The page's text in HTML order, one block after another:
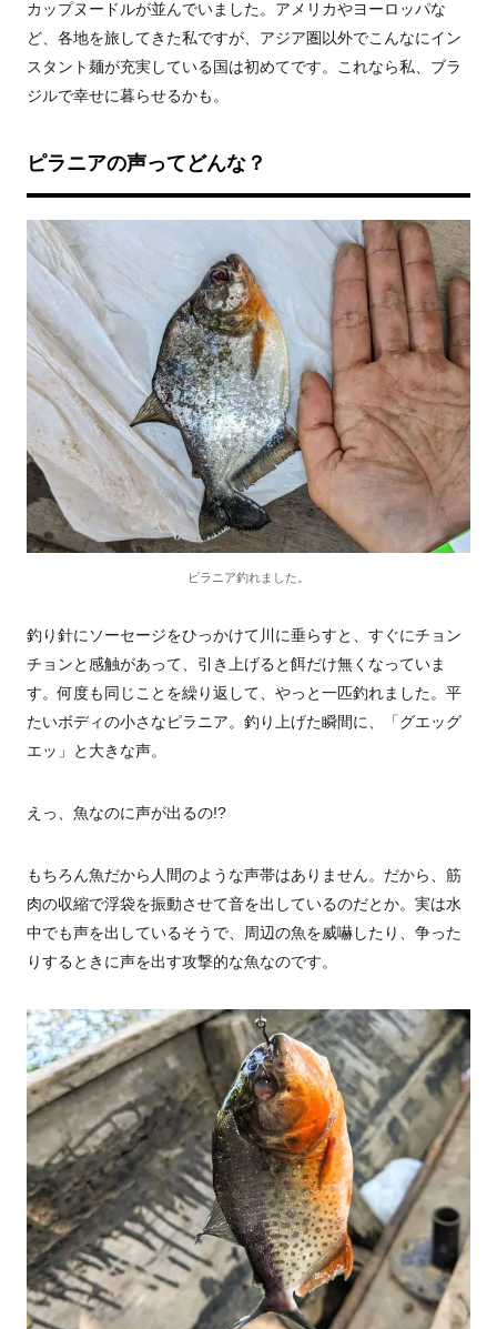
カップヌードルが並んでいました。アメリカやヨーロッパな
ど、各地を旅してきた私ですが、アジア圏以外でこんなにイン
スタント麺が充実している国は初めてです。これなら私、ブラ
ジルで幸せに暮らせるかも。
ピラニアの声ってどんな？
ピラニア釣れました。
釣り針にソーセージをひっかけて川に垂らすと、すぐにチョン
チョンと感触があって、引き上げると餌だけ無くなっていま
す。何度も同じことを繰り返して、やっと一匹釣れました。平
たいボディの小さなピラニア。釣り上げた瞬間に、「グエッグ
エッ」と大きな声。
えっ、魚なのに声が出るの!?
もちろん魚だから人間のような声帯はありません。だから、筋
肉の収縮で浮袋を振動させて音を出しているのだとか。実は水
中でも声を出しているそうで、周辺の魚を威嚇したり、争った
りするときに声を出す攻撃的な魚なのです。